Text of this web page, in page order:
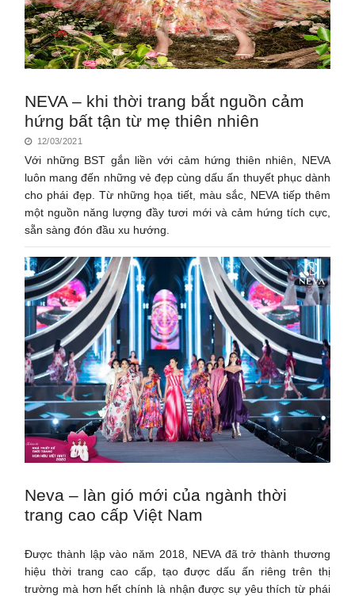
NEVA – khi thời trang bắt nguồn cảm
hứng bất tận từ mẹ thiên nhiên
12/03/2021
Với những BST gắn liền với cảm hứng thiên nhiên, NEVA
luôn mang đến những vẻ đẹp cùng dấu ấn thuyết phục dành
cho phái đẹp. Từ những họa tiết, màu sắc, NEVA tiếp thêm
một nguồn năng lượng đầy tươi mới và cảm hứng tích cực,
sẵn sàng đón đầu xu hướng.
Neva – làn gió mới của ngành thời
trang cao cấp Việt Nam
Được thành lập vào năm 2018, NEVA đã trở thành thương
hiệu thời trang cao cấp, tạo được dấu ấn riêng trên thị
trường mà hơn hết chính là nhận được sự yêu thích từ phái